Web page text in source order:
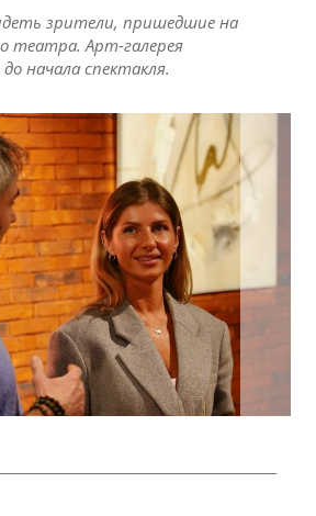
зрители, пришедшие на
театра. Арт-галерея
начала спектакля.